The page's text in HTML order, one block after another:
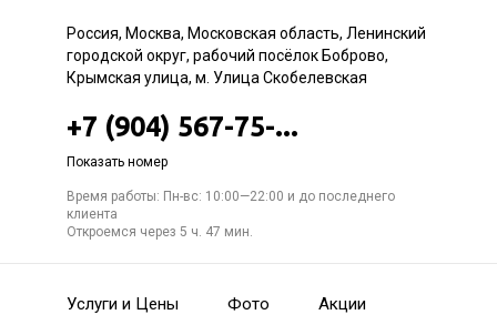
Россия, Москва, Московская область, Ленинский
городской округ, рабочий посёлок Боброво,
Крымская улица, м. Улица Скобелевская
+7 (904) 567-75-...
Показать номер
Время работы: Пн-вс: 10:00—22:00 и до последнего
клиента
Откроемся через 5 ч. 47 мин.
Услуги и Цены Фото Акции